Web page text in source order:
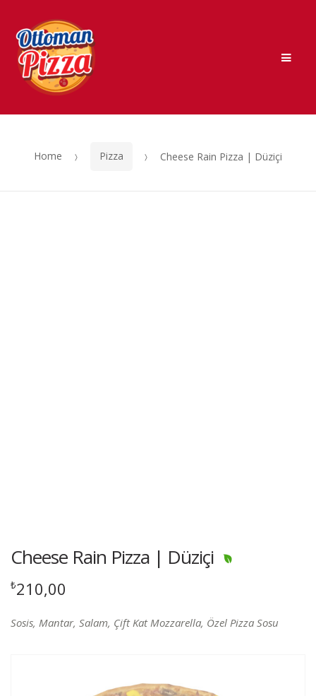
Skip
to
navigation
Skip
to
content
Home Pizza Cheese Rain Pizza | Düziçi
Cheese Rain Pizza | Düziçi
₺210,00
Sosis, Mantar, Salam, Çift Kat Mozzarella, Özel Pizza Sosu